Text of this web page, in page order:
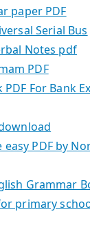
paper PDF
Serial Bus
Notes pdf
PDF
For Bank
PDF by
Grammar
primary